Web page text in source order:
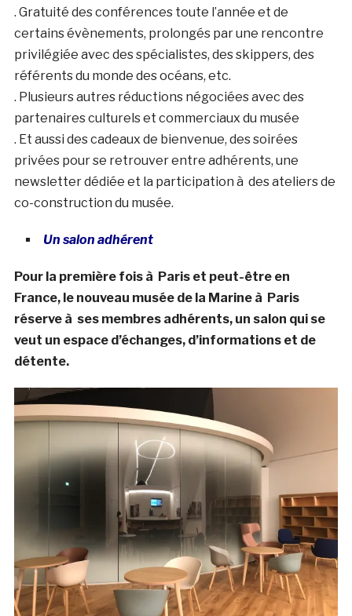
. Gratuité des conférences toute l’année et de
certains évènements, prolongés par une rencontre
privilégiée avec des spécialistes, des skippers, des
référents du monde des océans, etc.
. Plusieurs autres réductions négociées avec des
partenaires culturels et commerciaux du musée
. Et aussi des cadeaux de bienvenue, des soirées
privées pour se retrouver entre adhérents, une
newsletter dédiée et la participation à des ateliers de
co-construction du musée.
Un salon adhérent
Pour la première fois à Paris et peut-être en
France, le nouveau musée de la Marine à Paris
réserve à ses membres adhérents, un salon qui se
veut un espace d’échanges, d’informations et de
détente.